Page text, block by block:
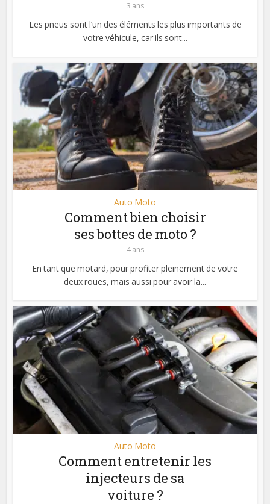
3 ans
Les pneus sont l’un des éléments les plus importants de
votre véhicule, car ils sont...
Auto Moto
Comment bien choisir
ses bottes de moto ?
4 ans
En tant que motard, pour profiter pleinement de votre
deux roues, mais aussi pour avoir la...
Auto Moto
Comment entretenir les
injecteurs de sa
voiture ?